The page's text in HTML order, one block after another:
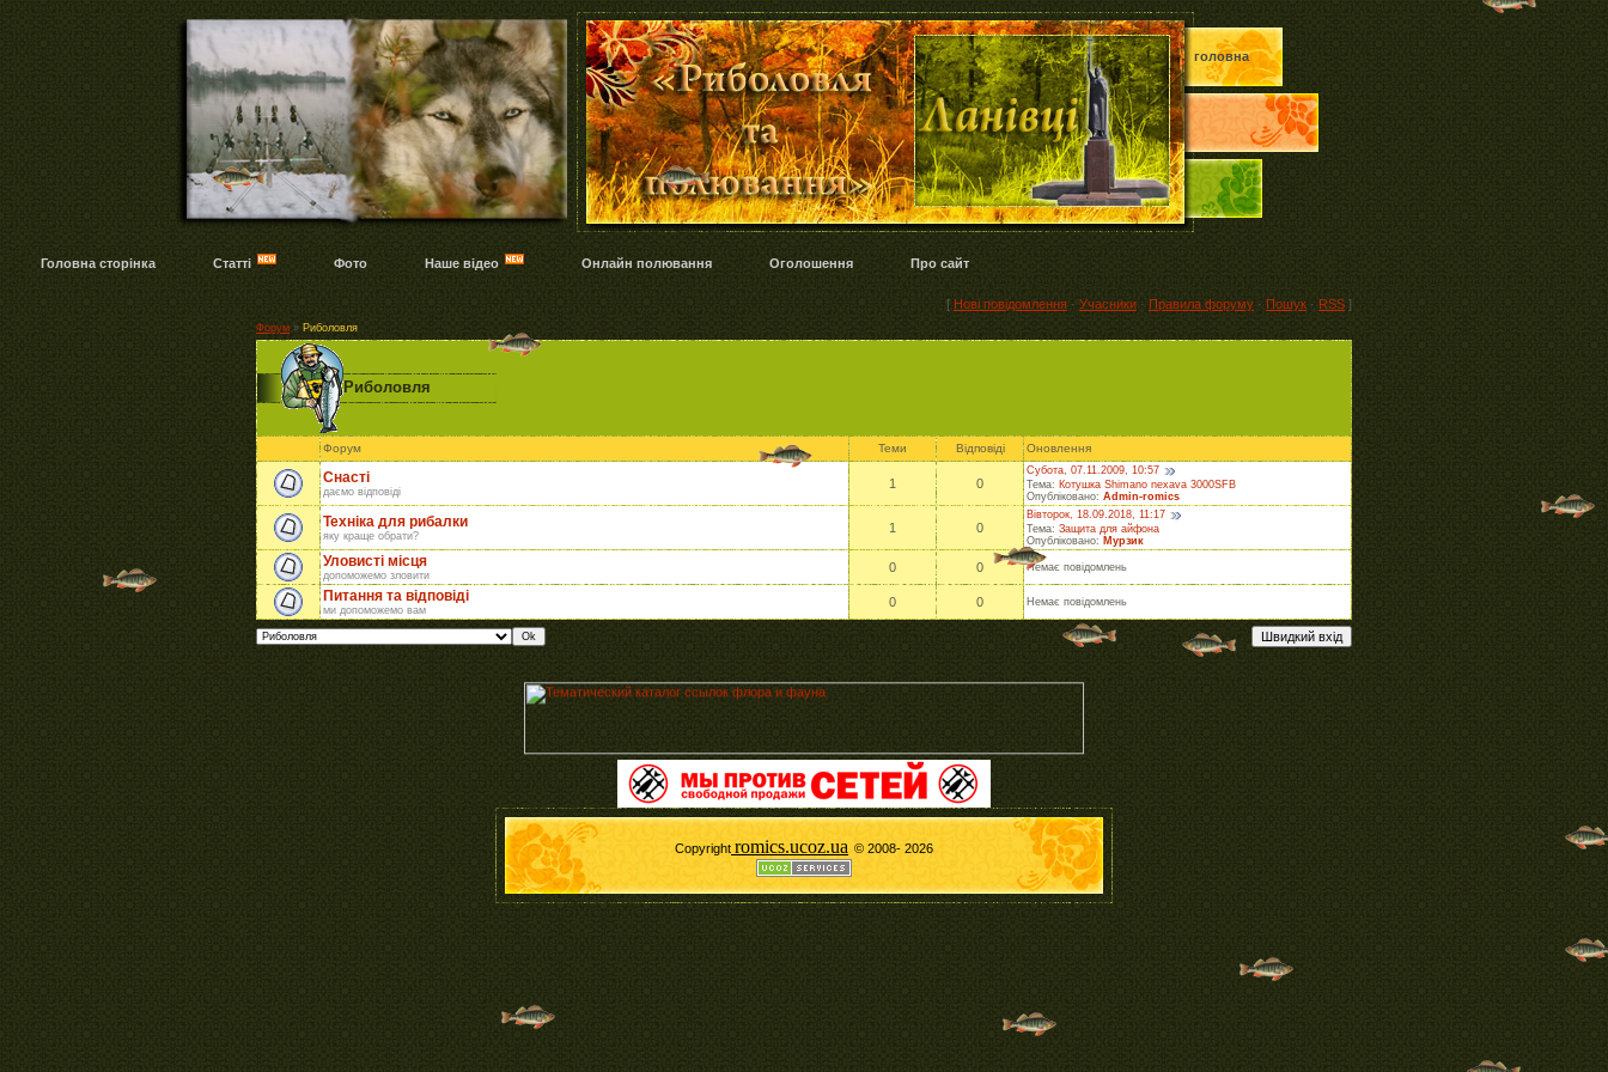
головна
Головна сторінка Статті Фото Наше відео Онлайн полювання Оголошення Про сайт
[ Нові повідомлення · Учасники · Правила форуму · Пошук · RSS ]
Форум » Риболовля
Риболовля
Форум Теми Відповіді Оновлення
Снасті
даємо відповіді
1 0
Субота, 07.11.2009, 10:57
Тема: Котушка Shimano nexava 3000SFB
Опубліковано: Admin-romics
Техніка для рибалки
яку краще обрати?
1 0
Вівторок, 18.09.2018, 11:17
Тема: Защита для айфона
Опубліковано: Мурзик
Уловисті місця
допоможемо зловити
0 0 Немає повідомлень
Питання та відповіді
ми допоможемо вам
0 0 Немає повідомлень
Copyright romics.ucoz.ua © 2008- 2026